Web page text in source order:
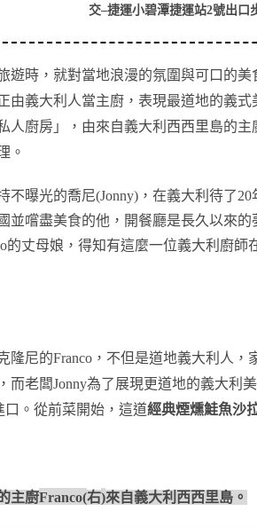
交–捷運小碧潭捷運站2號出口
遊時，就對當地浪漫的氛圍與可口的
由義大利人當主廚，表現最道地的義
人廚房」，由來自義大利西西里島的主
。
不曝光的喬尼(Jonny) ，在義大利待了20
並嚐盡美食的他，開餐廳是長久以來的
的丈母娘，得知有這麼一位義大利廚師
隆尼的Franco ， 不但是道地義大利人，
而老闆Jonny為了展現更道地的義大利
口。從前菜開始，這道經典煙燻鮭魚沙
主廚Franco(右)來自義大利西西里島。